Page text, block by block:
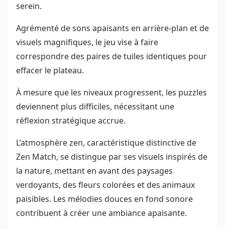
serein.
Agrémenté de sons apaisants en arrière-plan et de
visuels magnifiques, le jeu vise à faire
correspondre des paires de tuiles identiques pour
effacer le plateau.
À mesure que les niveaux progressent, les puzzles
deviennent plus difficiles, nécessitant une
réflexion stratégique accrue.
L’atmosphère zen, caractéristique distinctive de
Zen Match, se distingue par ses visuels inspirés de
la nature, mettant en avant des paysages
verdoyants, des fleurs colorées et des animaux
paisibles. Les mélodies douces en fond sonore
contribuent à créer une ambiance apaisante.